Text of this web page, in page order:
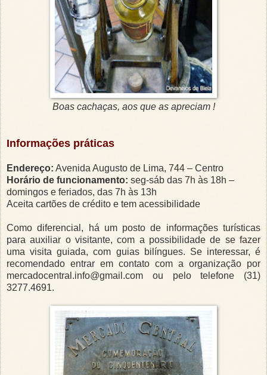
Boas cachaças, aos que as apreciam !
Informações práticas
Endereço: Avenida Augusto de Lima, 744 – Centro
Horário de funcionamento: seg-sáb das 7h às 18h –
domingos e feriados, das 7h às 13h
Aceita cartões de crédito e tem acessibilidade
Como diferencial, há um posto de informações turísticas
para auxiliar o visitante, com a possibilidade de se fazer
uma visita guiada, com guias bilíngues. Se interessar, é
recomendado entrar em contato com a organização por
mercadocentral.info@gmail.com ou pelo telefone (31)
3277.4691.